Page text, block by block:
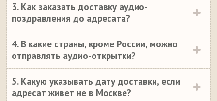
3. Как заказать доставку аудио-
поздравления до адресата?
4. В какие страны, кроме России, можно
отправлять аудио-открытки?
5. Какую указывать дату доставки, если
адресат живет не в Москве?